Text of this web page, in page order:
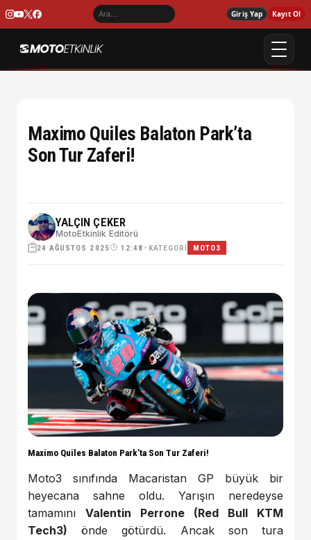
Giriş Yap Kayıt Ol
Maximo Quiles Balaton Park’ta
Son Tur Zaferi!
YALÇIN ÇEKER
MotoEtkinlik Editörü
24 AĞUSTOS 2025 12:48 • KATEGORI MOTO3
Maximo Quiles Balaton Park’ta Son Tur Zaferi!
Moto3 sınıfında Macaristan GP büyük bir
heyecana sahne oldu. Yarışın neredeyse
tamamını Valentin Perrone (Red Bull KTM
Tech3) önde götürdü. Ancak son tura